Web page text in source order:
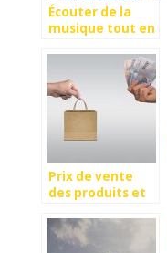
Écouter de la
musique tout en
Prix de vente
des produits et
comment le
definir ?